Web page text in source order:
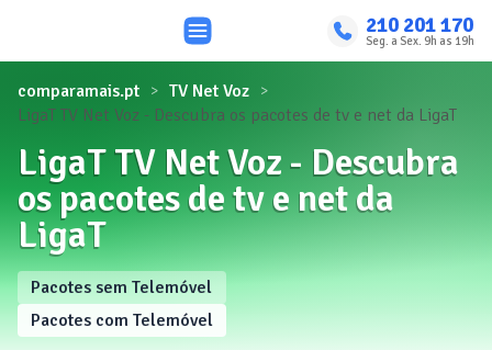
210 201 170
Seg. a Sex. 9h as 19h
comparamais.pt
TV Net Voz
LigaT TV Net Voz - Descubra os pacotes de tv e net da LigaT
LigaT TV Net Voz - Descubra
os pacotes de tv e net da
LigaT
Pacotes sem Telemóvel
Pacotes com Telemóvel